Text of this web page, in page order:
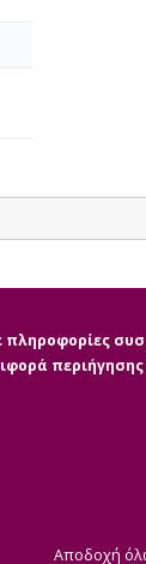
πληροφορίες
περιήγησης
Αποδοχή